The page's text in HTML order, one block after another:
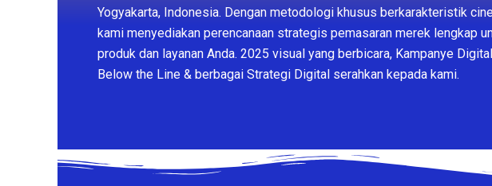
Yogyakarta, Indonesia. Dengan metodologi khusus berkarakteristik
kami menyediakan perencanaan strategis pemasaran merek lengkap
produk dan layanan Anda. 2025 visual yang berbicara, Kampanye
Below the Line & berbagai Strategi Digital serahkan kepada kami.